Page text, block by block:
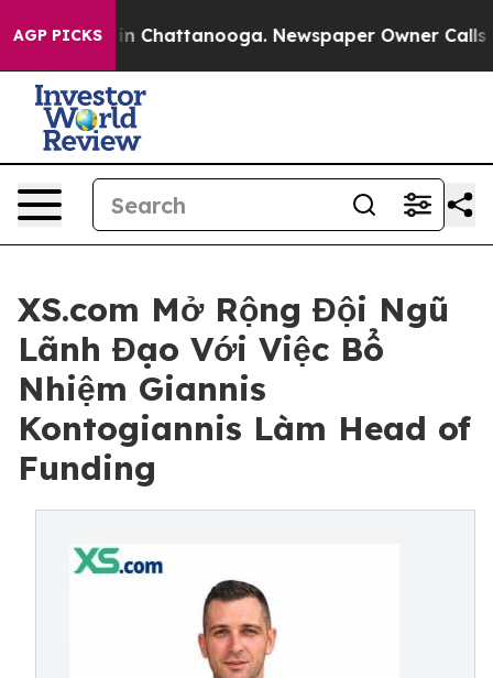
AGP PICKS
Chaos in Chattanooga. Newspaper Owner Calls the
XS.com Mở Rộng Đội Ngũ
Lãnh Đạo Với Việc Bổ
Nhiệm Giannis
Kontogiannis Làm Head of
Funding